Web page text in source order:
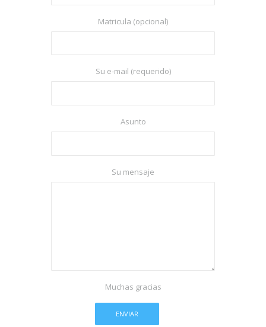
Matricula (opcional)
Su e-mail (requerido)
Asunto
Su mensaje
Muchas gracias